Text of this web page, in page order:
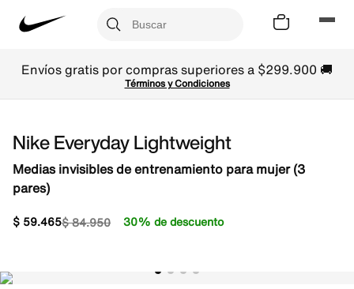
Envíos gratis por compras superiores a $299.900 🚚
Términos y Condiciones
Nike Everyday Lightweight
Medias invisibles de entrenamiento para mujer (3
pares)
$84.950
$ 59.465 30% de descuento